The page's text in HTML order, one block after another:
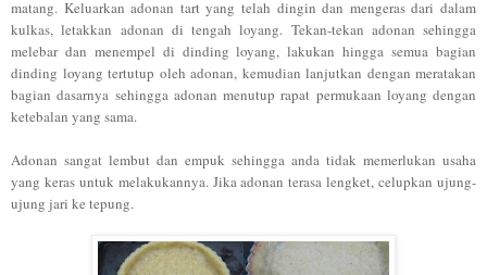
matang. Keluarkan adonan tart yang telah dingin dan mengeras dari dalam
kulkas, letakkan adonan di tengah loyang. Tekan-tekan adonan sehingga
melebar dan menempel di dinding loyang, lakukan hingga semua bagian
dinding loyang tertutup oleh adonan, kemudian lanjutkan dengan meratakan
bagian dasarnya sehingga adonan menutup rapat permukaan loyang dengan
ketebalan yang sama.
Adonan sangat lembut dan empuk sehingga anda tidak memerlukan usaha
yang keras untuk melakukannya. Jika adonan terasa lengket, celupkan ujung-
ujung jari ke tepung.